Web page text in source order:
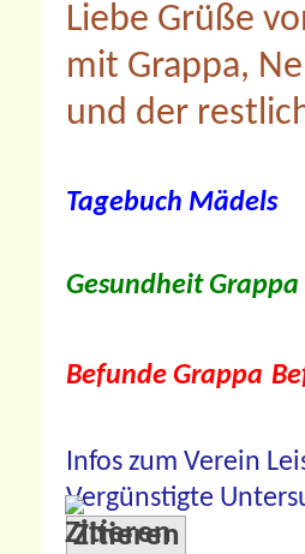
Liebe Grüße
mit Grappa,
und der
Tagebuch Mädels
Gesundheit Grappa
Befunde Grappa
Infos zum Verein
Vergünstigte
Zitieren